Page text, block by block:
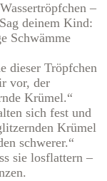
–
deinem Kind:
Schwämme
dieser Tröpfchen
vor, der
Krümel.“
sich fest und
Krümel
schwerer.“
sie losflattern –